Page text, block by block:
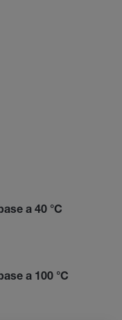
a 40 °C
a 100 °C